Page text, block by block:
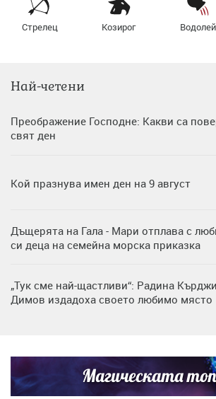
Стрелец Козирог Водолей
Най-четени
Преображение Господне: Какви са
свят ден
Кой празнува имен ден на 9 август
Дъщерята на Гала - Мари отплава с
си деца на семейна морска приказка
„Тук сме най-щастливи“: Радина
Димов издадоха своето любимо място
Братя Аргирови я изненадаха с песен
Магическата